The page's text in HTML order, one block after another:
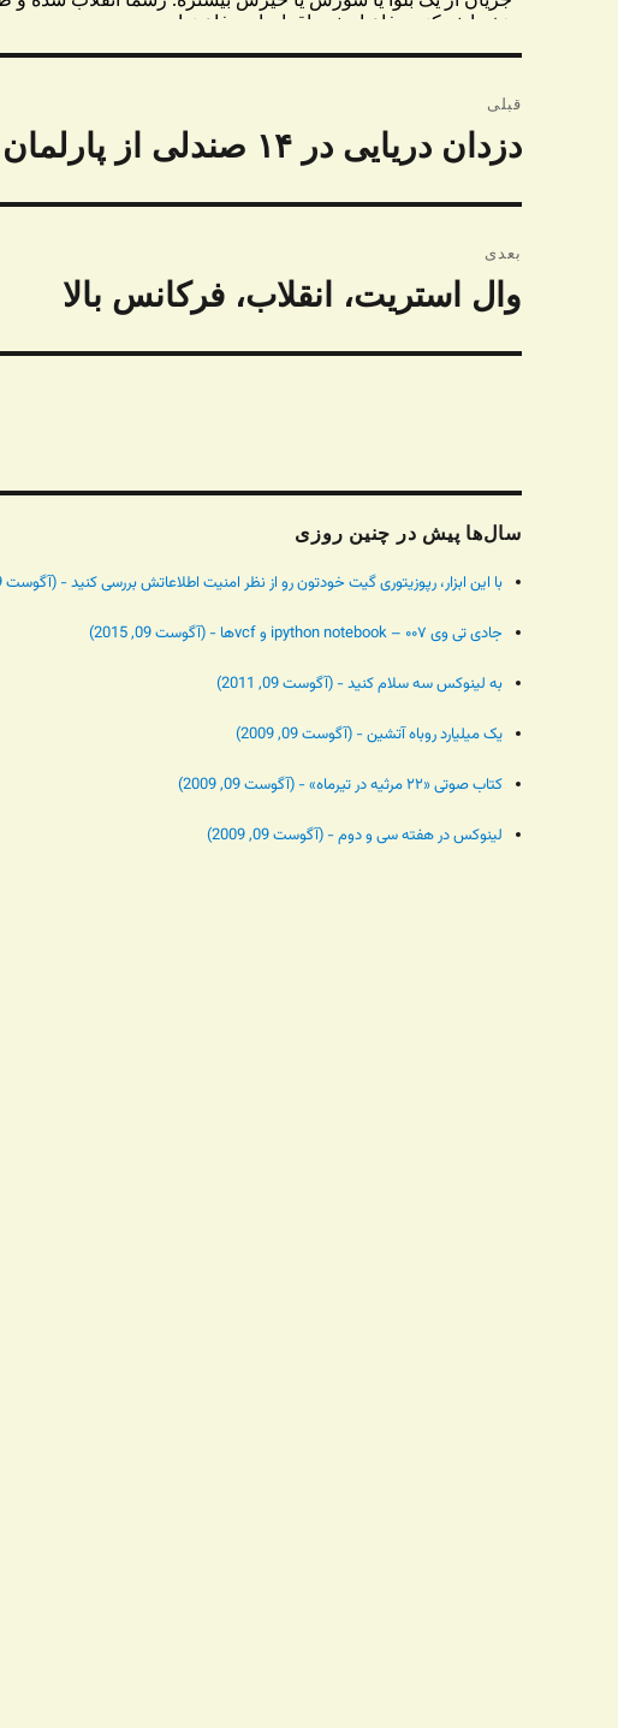
نوشته
قبلی
نوشته
دزدان دریایی در ۱۴ صندلی از پارلمان کلان شهر برلین
بعدی
وال استریت، انقلاب، فرکانس بالا
سال‌ها پیش در چنین روزی
با این ابزار، رپوزیتوری گیت خودتون رو از نظر امنیت اطلاعاتش بررسی کنید - (آگوست 09, 2018)
جادی تی وی ۰۰۷ – ipython notebook و vcfها - (آگوست 09, 2015)
به لینوکس سه سلام کنید - (آگوست 09, 2011)
یک میلیارد روباه آتشین - (آگوست 09, 2009)
کتاب صوتی «۲۲ مرثیه در تیرماه» - (آگوست 09, 2009)
لینوکس در هفته سی و دوم - (آگوست 09, 2009)